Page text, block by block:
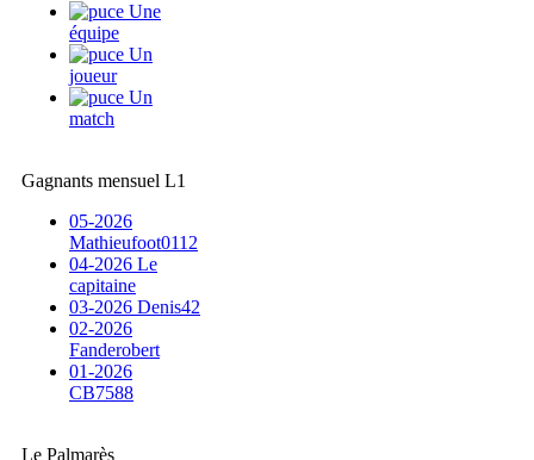
Une
équipe
Un
joueur
Un
match
Gagnants mensuel L1
05-2026
Mathieufoot0112
04-2026 Le
capitaine
03-2026 Denis42
02-2026
Fanderobert
01-2026
CB7588
Le Palmarès